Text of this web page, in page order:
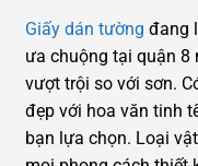
Giấy dán tường đang
ưa chuộng tại quận 8
vượt trội so với sơn.
đẹp với hoa văn tinh
bạn lựa chọn. Loại